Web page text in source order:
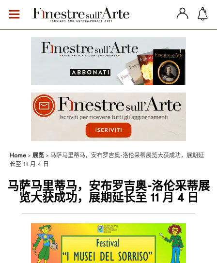
Home 展览
马萨马里蒂马，安布罗吉奥-洛伦采蒂展览大获成功，展期延
长至 11 月 4 日
马萨马里蒂马，安布罗吉奥-洛伦采蒂展
览大获成功，展期延长至 11 月 4 日